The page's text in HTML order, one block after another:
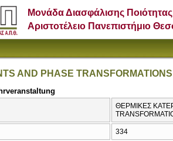
Μονάδα Διασφάλισης Ποιότητας
Αριστοτέλειο Πανεπιστήμιο
AND PHASE TRANSFORMATIONS
ΘΕΡΜΙΚΕΣ
334